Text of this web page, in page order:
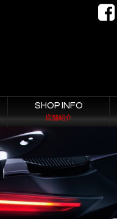
SHOP INFO
店舗紹介